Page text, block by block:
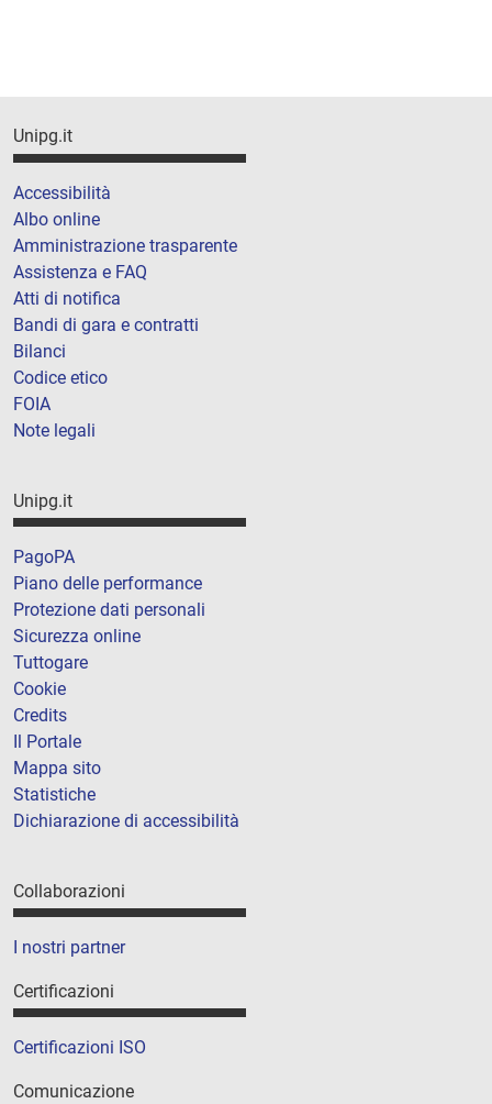
Unipg.it
Accessibilità
Albo online
Amministrazione trasparente
Assistenza e FAQ
Atti di notifica
Bandi di gara e contratti
Bilanci
Codice etico
FOIA
Note legali
Unipg.it
PagoPA
Piano delle performance
Protezione dati personali
Sicurezza online
Tuttogare
Cookie
Credits
Il Portale
Mappa sito
Statistiche
Dichiarazione di accessibilità
Collaborazioni
I nostri partner
Certificazioni
Certificazioni ISO
Comunicazione